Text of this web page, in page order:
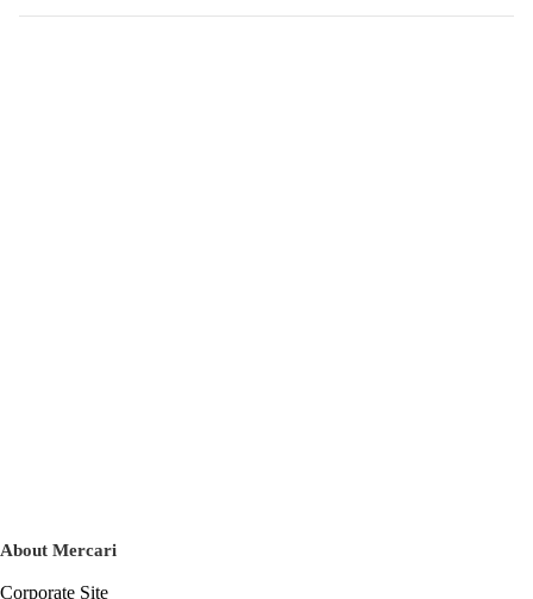
About Mercari
Corporate Site